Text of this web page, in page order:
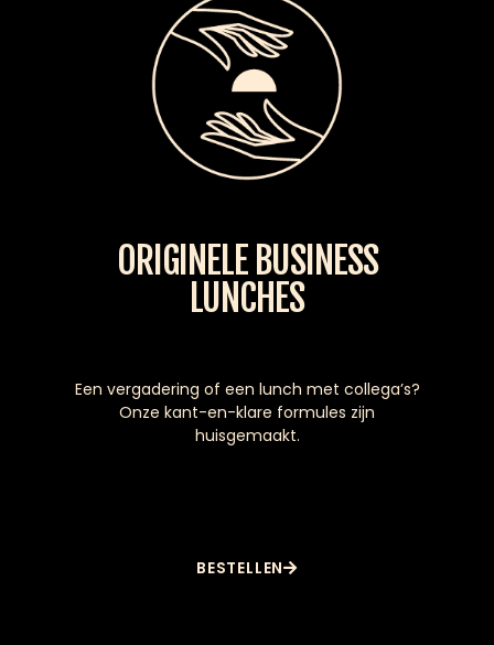
ORIGINELE BUSINESS
LUNCHES
Een vergadering of een lunch met collega’s?
Onze kant-en-klare formules zijn
huisgemaakt.
BESTELLEN